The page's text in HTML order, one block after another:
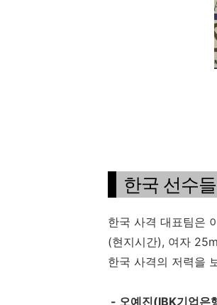
한국 선수
한국 사격 대표팀은
(현지시간), 여자
한국 사격의 저력을
- 오예진(IBK기업은